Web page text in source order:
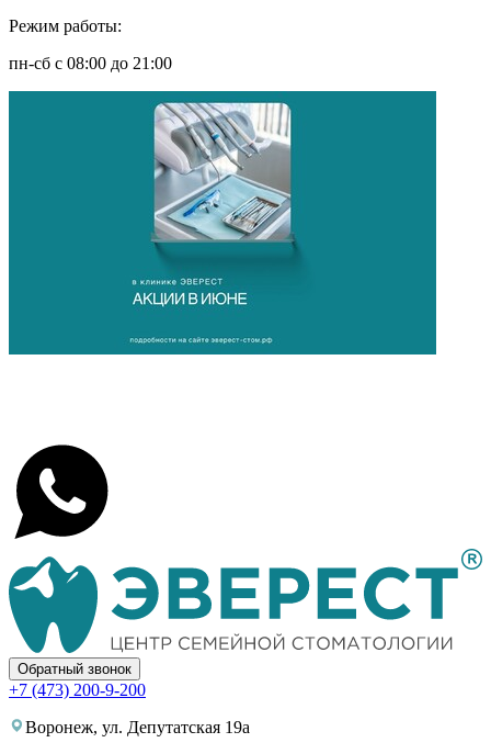
Режим работы:
пн-сб с 08:00 до 21:00
Обратный звонок
+7 (473) 200-9-200
Воронеж, ул. Депутатская 19а